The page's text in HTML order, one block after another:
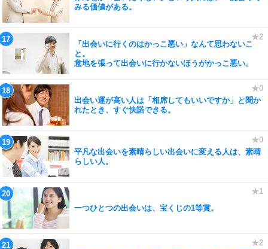
みる価値がある。
「出会いに行くのはかっこ悪い」なんて思わないこ
と。
意地を張って出会いに行かないほうがかっこ悪い。
出会い運が高い人は「相席してもいいですか」と聞か
れたとき、すぐ快諾できる。
平凡な出会いを素晴らしい出会いに変える人は、素晴
らしい人。
一つひとつの出会いは、宝くじの1等賞。